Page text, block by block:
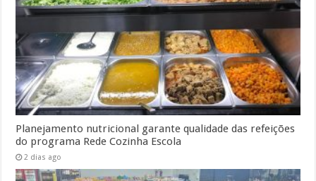
Planejamento nutricional garante qualidade das refeições
do programa Rede Cozinha Escola
2 dias ago